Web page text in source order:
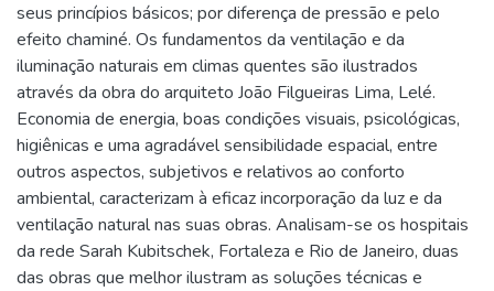
seus princípios básicos; por diferença de pressão e pelo
efeito chaminé. Os fundamentos da ventilação e da
iluminação naturais em climas quentes são ilustrados
através da obra do arquiteto João Filgueiras Lima, Lelé.
Economia de energia, boas condições visuais, psicológicas,
higiênicas e uma agradável sensibilidade espacial, entre
outros aspectos, subjetivos e relativos ao conforto
ambiental, caracterizam à eficaz incorporação da luz e da
ventilação natural nas suas obras. Analisam-se os hospitais
da rede Sarah Kubitschek, Fortaleza e Rio de Janeiro, duas
das obras que melhor ilustram as soluções técnicas e